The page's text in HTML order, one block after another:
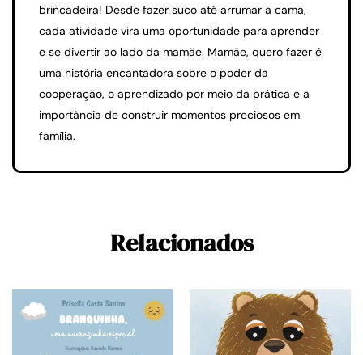
brincadeira! Desde fazer suco até arrumar a cama,
cada atividade vira uma oportunidade para aprender
e se divertir ao lado da mamãe. Mamãe, quero fazer é
uma história encantadora sobre o poder da
cooperação, o aprendizado por meio da prática e a
importância de construir momentos preciosos em
família.
Relacionados